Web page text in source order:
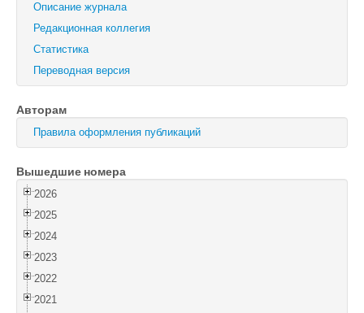
Письма в Журнал технической физики
Физика твердого тела
Физика и техника полупроводников
Оптика и спектроскопия
Поиск
Войти
Описание журнала
Редакционная коллегия
Статистика
Переводная версия
Авторам
Правила оформления публикаций
Вышедшие номера
2026
2025
2024
2023
2022
2021